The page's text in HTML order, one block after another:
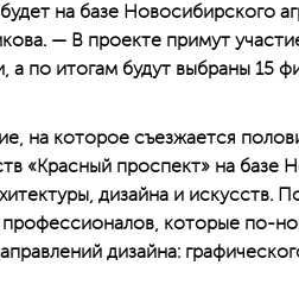
на базе Новосибирского
— В проекте примут
а по итогам будут выбраны 15
на которое съезжается
«Красный проспект» на базе
дизайна и искусств.
которые по-
дизайна: